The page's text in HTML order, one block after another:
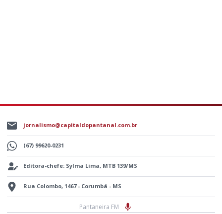
jornalismo@capitaldopantanal.com.br
(67) 99620-0231
Editora-chefe: Sylma Lima, MTB 139/MS
Rua Colombo, 1467 - Corumbá - MS
Pantaneira FM